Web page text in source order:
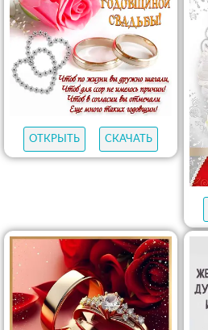
ОТКРЫТЬ СКАЧАТЬ